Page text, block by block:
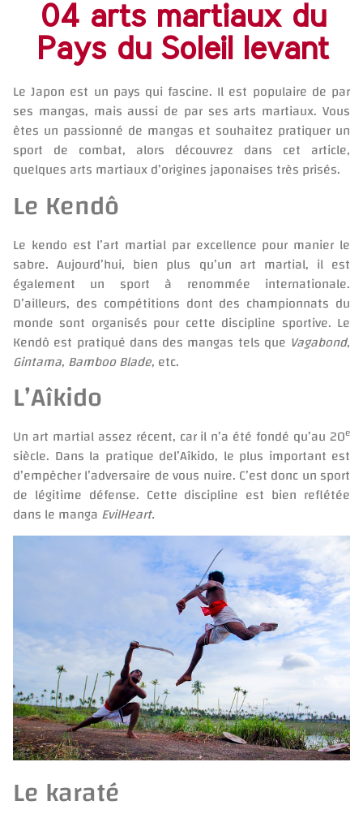
04 arts martiaux du
Pays du Soleil levant
Le Japon est un pays qui fascine. Il est populaire de par
ses mangas, mais aussi de par ses arts martiaux. Vous
êtes un passionné de mangas et souhaitez pratiquer un
sport de combat, alors découvrez dans cet article,
quelques arts martiaux d’origines japonaises très prisés.
Le Kendô
Le kendo est l’art martial par excellence pour manier le
sabre. Aujourd’hui, bien plus qu’un art martial, il est
également un sport à renommée internationale.
D’ailleurs, des compétitions dont des championnats du
monde sont organisés pour cette discipline sportive. Le
Kendô est pratiqué dans des mangas tels que Vagabond,
Gintama, Bamboo Blade, etc.
L’Aîkido
Un art martial assez récent, car il n’a été fondé qu’au 20e
siècle. Dans la pratique del’Aîkido, le plus important est
d’empêcher l’adversaire de vous nuire. C’est donc un sport
de légitime défense. Cette discipline est bien reflétée
dans le manga EvilHeart.
Le karaté